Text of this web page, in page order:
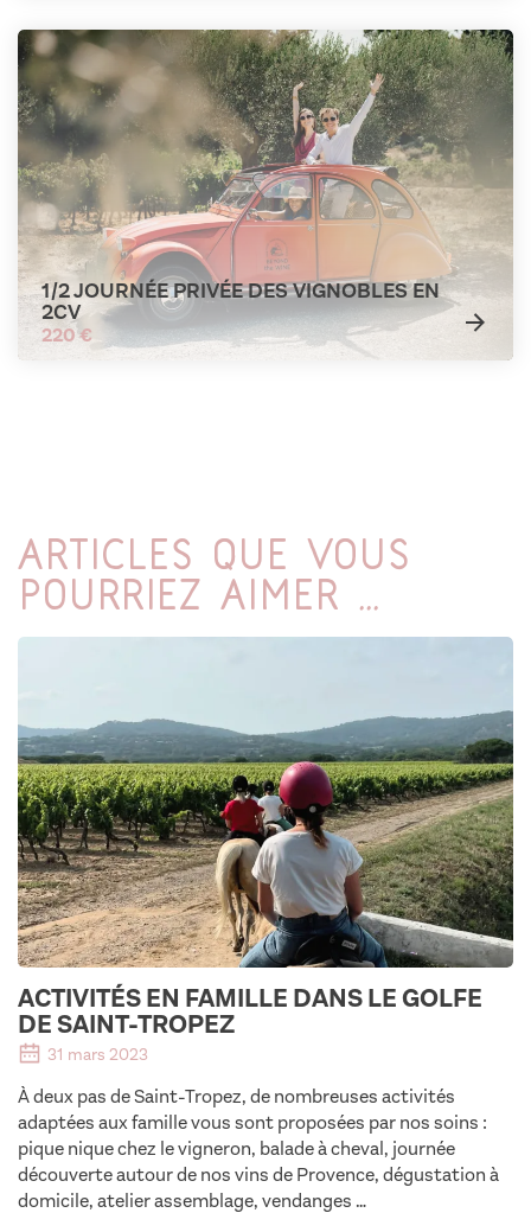
1/2 JOURNÉE PRIVÉE DES VIGNOBLES EN
2CV
220 €
Articles que vous
pourriez aimer ...
ACTIVITÉS EN FAMILLE DANS LE GOLFE
DE SAINT-TROPEZ
31 mars 2023
À deux pas de Saint-Tropez, de nombreuses activités
adaptées aux famille vous sont proposées par nos soins :
pique nique chez le vigneron, balade à cheval, journée
découverte autour de nos vins de Provence, dégustation à
domicile, atelier assemblage, vendanges …